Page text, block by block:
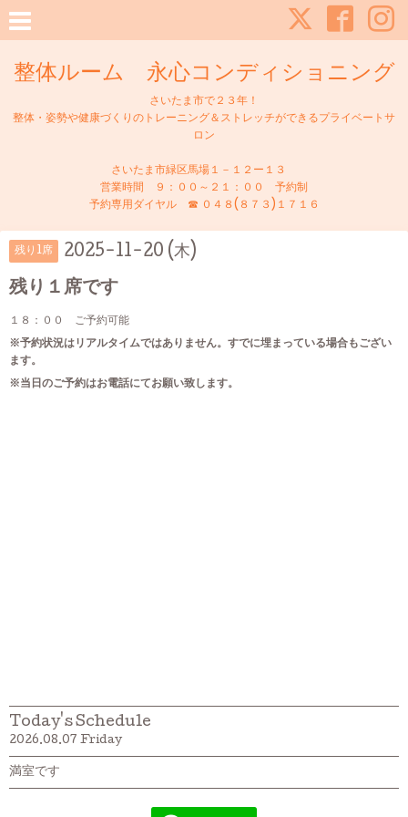
整体ルーム 永心コンディショニング
さいたま市で２３年！
整体・姿勢や健康づくりのトレーニング＆ストレッチができるプライベートサ
ロン
さいたま市緑区馬場１－１２ー１３
営業時間 ９：００～２１：００ 予約制
予約専用ダイヤル ☎ ０４８(８７３)１７１６
残り1席 2025-11-20 (木)
残り１席です
１８：００ ご予約可能
※予約状況はリアルタイムではありません。すでに埋まっている場合もござい
ます。
※当日のご予約はお電話にてお願い致します。
Today's Schedule
2026.08.07 Friday
満室です